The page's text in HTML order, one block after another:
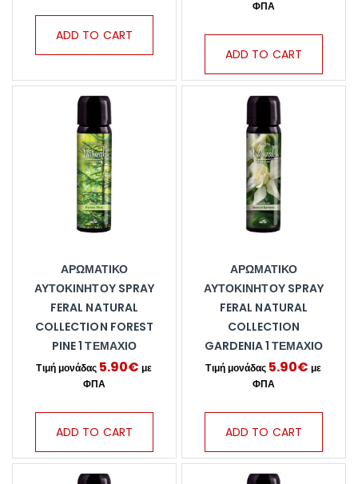
ADD TO CART
ADD TO CART
ΑΡΩΜΑΤΙΚΌ
ΑΥΤΟΚΙΝΉΤΟΥ SPRAY
FERAL NATURAL
COLLECTION FOREST
PINE 1 ΤΕΜΆΧΙΟ
5.90€
ADD TO CART
ΑΡΩΜΑΤΙΚΌ
ΑΥΤΟΚΙΝΉΤΟΥ SPRAY
FERAL NATURAL
COLLECTION
GARDENIA 1 ΤΕΜΆΧΙΟ
5.90€
ADD TO CART